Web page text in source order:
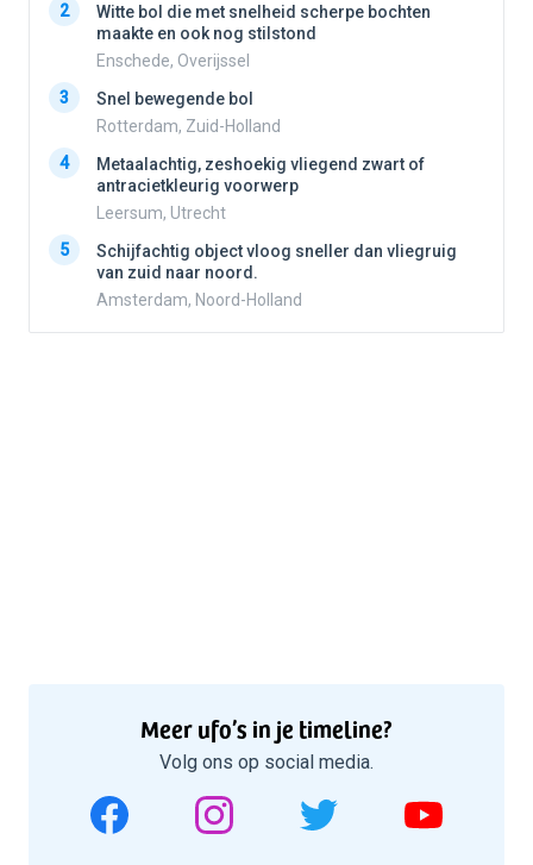
2
Witte bol die met snelheid scherpe bochten
maakte en ook nog stilstond
Enschede, Overijssel
3
Snel bewegende bol
Rotterdam, Zuid-Holland
4
Metaalachtig, zeshoekig vliegend zwart of
antracietkleurig voorwerp
Leersum, Utrecht
5
Schijfachtig object vloog sneller dan vliegruig
van zuid naar noord.
Amsterdam, Noord-Holland
Meer ufo’s in je timeline?
Volg ons op social media.